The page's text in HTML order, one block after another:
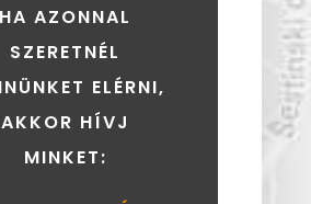
HA AZONNAL
SZERETNÉL
ELÉRNI,
AKKOR HÍVJ
MINKET: